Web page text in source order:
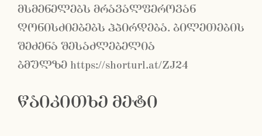
მსმენელებს მრავალფეროვან
ღონისძიებებს ჰპირდება. ბილეთების
შეძენა შესაძლებელია
ბმულზე https://shorturl.at/ZJ24
წაიკითხე მეტი